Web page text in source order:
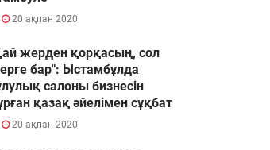
20 ақпан 2020
жерден қорқасың, сол
бар": Ыстамбұлда
салоны бизнесін
қазақ әйелімен сұқбат
20 ақпан 2020